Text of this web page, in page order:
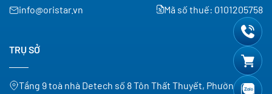
info@oristar.vn
Mã số thuế: 0101205758
TRỤ SỞ
Tầng 9 toà nhà Detech số 8 Tôn Thất Thuyết, Phường Cầu